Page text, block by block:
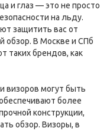
и глаз — это не просто
на льду.
защитить вас от
обзор. В Москве и СПб
таких брендов, как
визоров могут быть
более
конструкции,
обзор. Визоры, в